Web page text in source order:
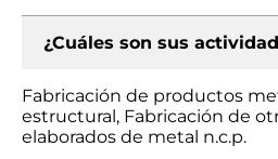
¿Cuáles son sus
Fabricación de productos
estructural, Fabricación de
elaborados de metal n.c.p.